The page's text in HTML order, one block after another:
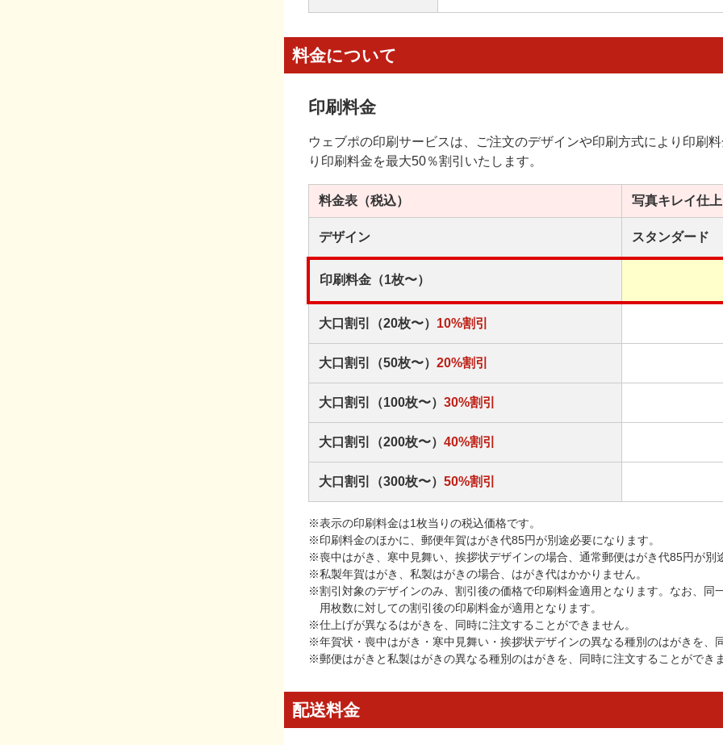
料金について
印刷料金
ウェブポの印刷サービスは、ご注文のデザインや印刷方式により印刷
り印刷料金を最大50％割引いたします。
料金表 （税込） 写真キレイ仕
デザイン スタンダード
印刷料金（1枚〜）
大口割引（20枚〜） 10%割引
大口割引（50枚〜） 20%割引
大口割引（100枚〜） 30%割引
大口割引（200枚〜） 40%割引
大口割引（300枚〜） 50%割引
※表示の印刷料金は1枚当りの税込価格です。
※印刷料金のほかに、郵便年賀はがき代85円が別途必要になります。
※喪中はがき、寒中見舞い、挨拶状デザインの場合、通常郵便はがき代85円が別
※私製年賀はがき、私製はがきの場合、はがき代はかかりません。
※割引対象のデザインのみ、割引後の価格で印刷料金適用となります。なお、
用枚数に対しての割引後の印刷料金が適用となります。
※仕上げが異なるはがきを、同時に注文することができません。
※年賀状・喪中はがき・寒中見舞い・挨拶状デザインの異なる種別のはがきを、
※郵便はがきと私製はがきの異なる種別のはがきを、同時に注文することができ
配送料金